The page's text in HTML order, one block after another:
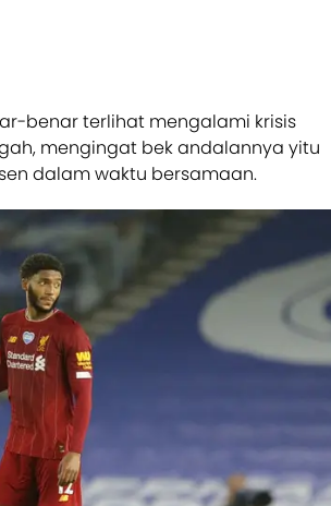
benar terlihat mengalami krisis
mengingat bek andalannya yitu
dalam waktu bersamaan.